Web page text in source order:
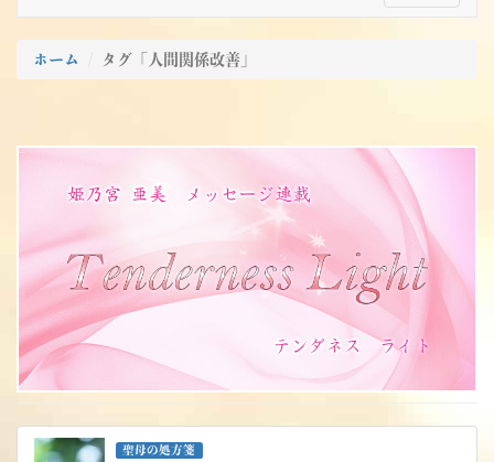
ホーム タグ「人間関係改善」
聖母の処方箋